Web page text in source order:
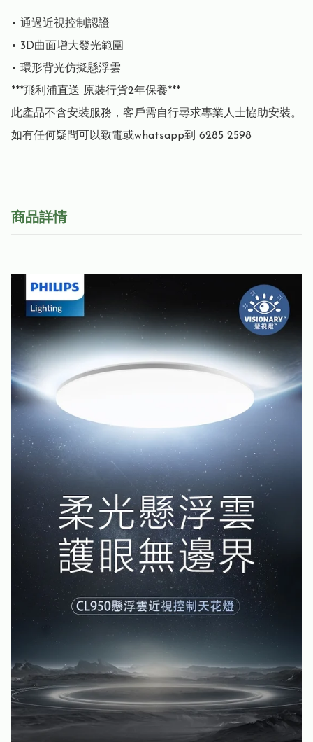
• 通過近視控制認證
• 3D曲面增大發光範圍
• 環形背光仿擬懸浮雲
***飛利浦直送 原裝行貨2年保養***
此產品不含安裝服務，客戶需自行尋求專業人士協助安裝。
如有任何疑問可以致電或whatsapp到 6285 2598
商品詳情